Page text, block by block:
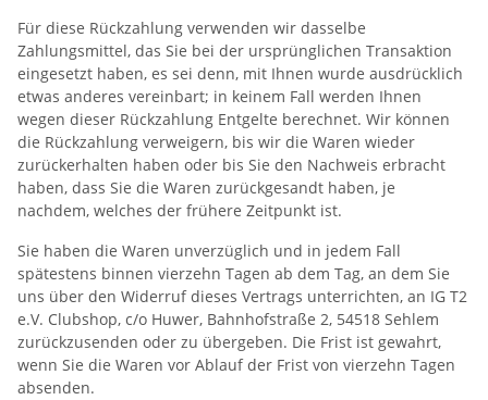
Für diese Rückzahlung verwenden wir dasselbe
Zahlungsmittel, das Sie bei der ursprünglichen Transaktion
eingesetzt haben, es sei denn, mit Ihnen wurde ausdrücklich
etwas anderes vereinbart; in keinem Fall werden Ihnen
wegen dieser Rückzahlung Entgelte berechnet. Wir können
die Rückzahlung verweigern, bis wir die Waren wieder
zurückerhalten haben oder bis Sie den Nachweis erbracht
haben, dass Sie die Waren zurückgesandt haben, je
nachdem, welches der frühere Zeitpunkt ist.
Sie haben die Waren unverzüglich und in jedem Fall
spätestens binnen vierzehn Tagen ab dem Tag, an dem Sie
uns über den Widerruf dieses Vertrags unterrichten, an IG T2
e.V. Clubshop, c/o Huwer, Bahnhofstraße 2, 54518 Sehlem
zurückzusenden oder zu übergeben. Die Frist ist gewahrt,
wenn Sie die Waren vor Ablauf der Frist von vierzehn Tagen
absenden.